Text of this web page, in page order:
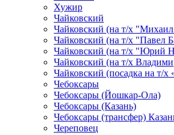
Хужир
Чайковский
Чайковский (на т/х
Чайковский (на т/х "Павел
Чайковский (на т/х "Юрий
Чайковский (на т/х
Чайковский (посадка на т/
Чебоксары
Чебоксары (Йошкар-Ола)
Чебоксары (Казань)
Чебоксары (трансфер)
Череповец